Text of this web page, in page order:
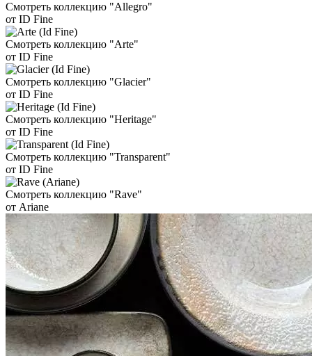
Смотреть коллекцию "Allegro"
от ID Fine
Смотреть коллекцию "Arte"
от ID Fine
Смотреть коллекцию "Glacier"
от ID Fine
Смотреть коллекцию "Heritage"
от ID Fine
Смотреть коллекцию "Transparent"
от ID Fine
Смотреть коллекцию "Rave"
от Ariane